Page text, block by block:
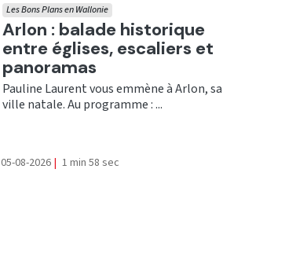
Ecouter
Arlon : balade historique
entre églises, escaliers et
panoramas
Les Bons Plans en Wallonie
Pauline Laurent vous emmène à Arlon, sa
ville natale. Au programme : ...
05-08-2026 | 1 min 58 sec